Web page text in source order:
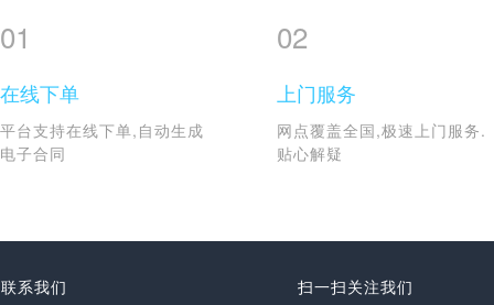
01
在线下单
平台支持在线下单,自动生成
电子合同
02
上门服务
网点覆盖全国,极速上门服务.
贴心解疑
联系我们 扫一扫关注我们